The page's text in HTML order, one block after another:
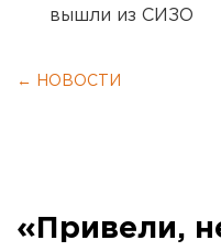
вышли из СИЗО
← НОВОСТИ
«Привели,